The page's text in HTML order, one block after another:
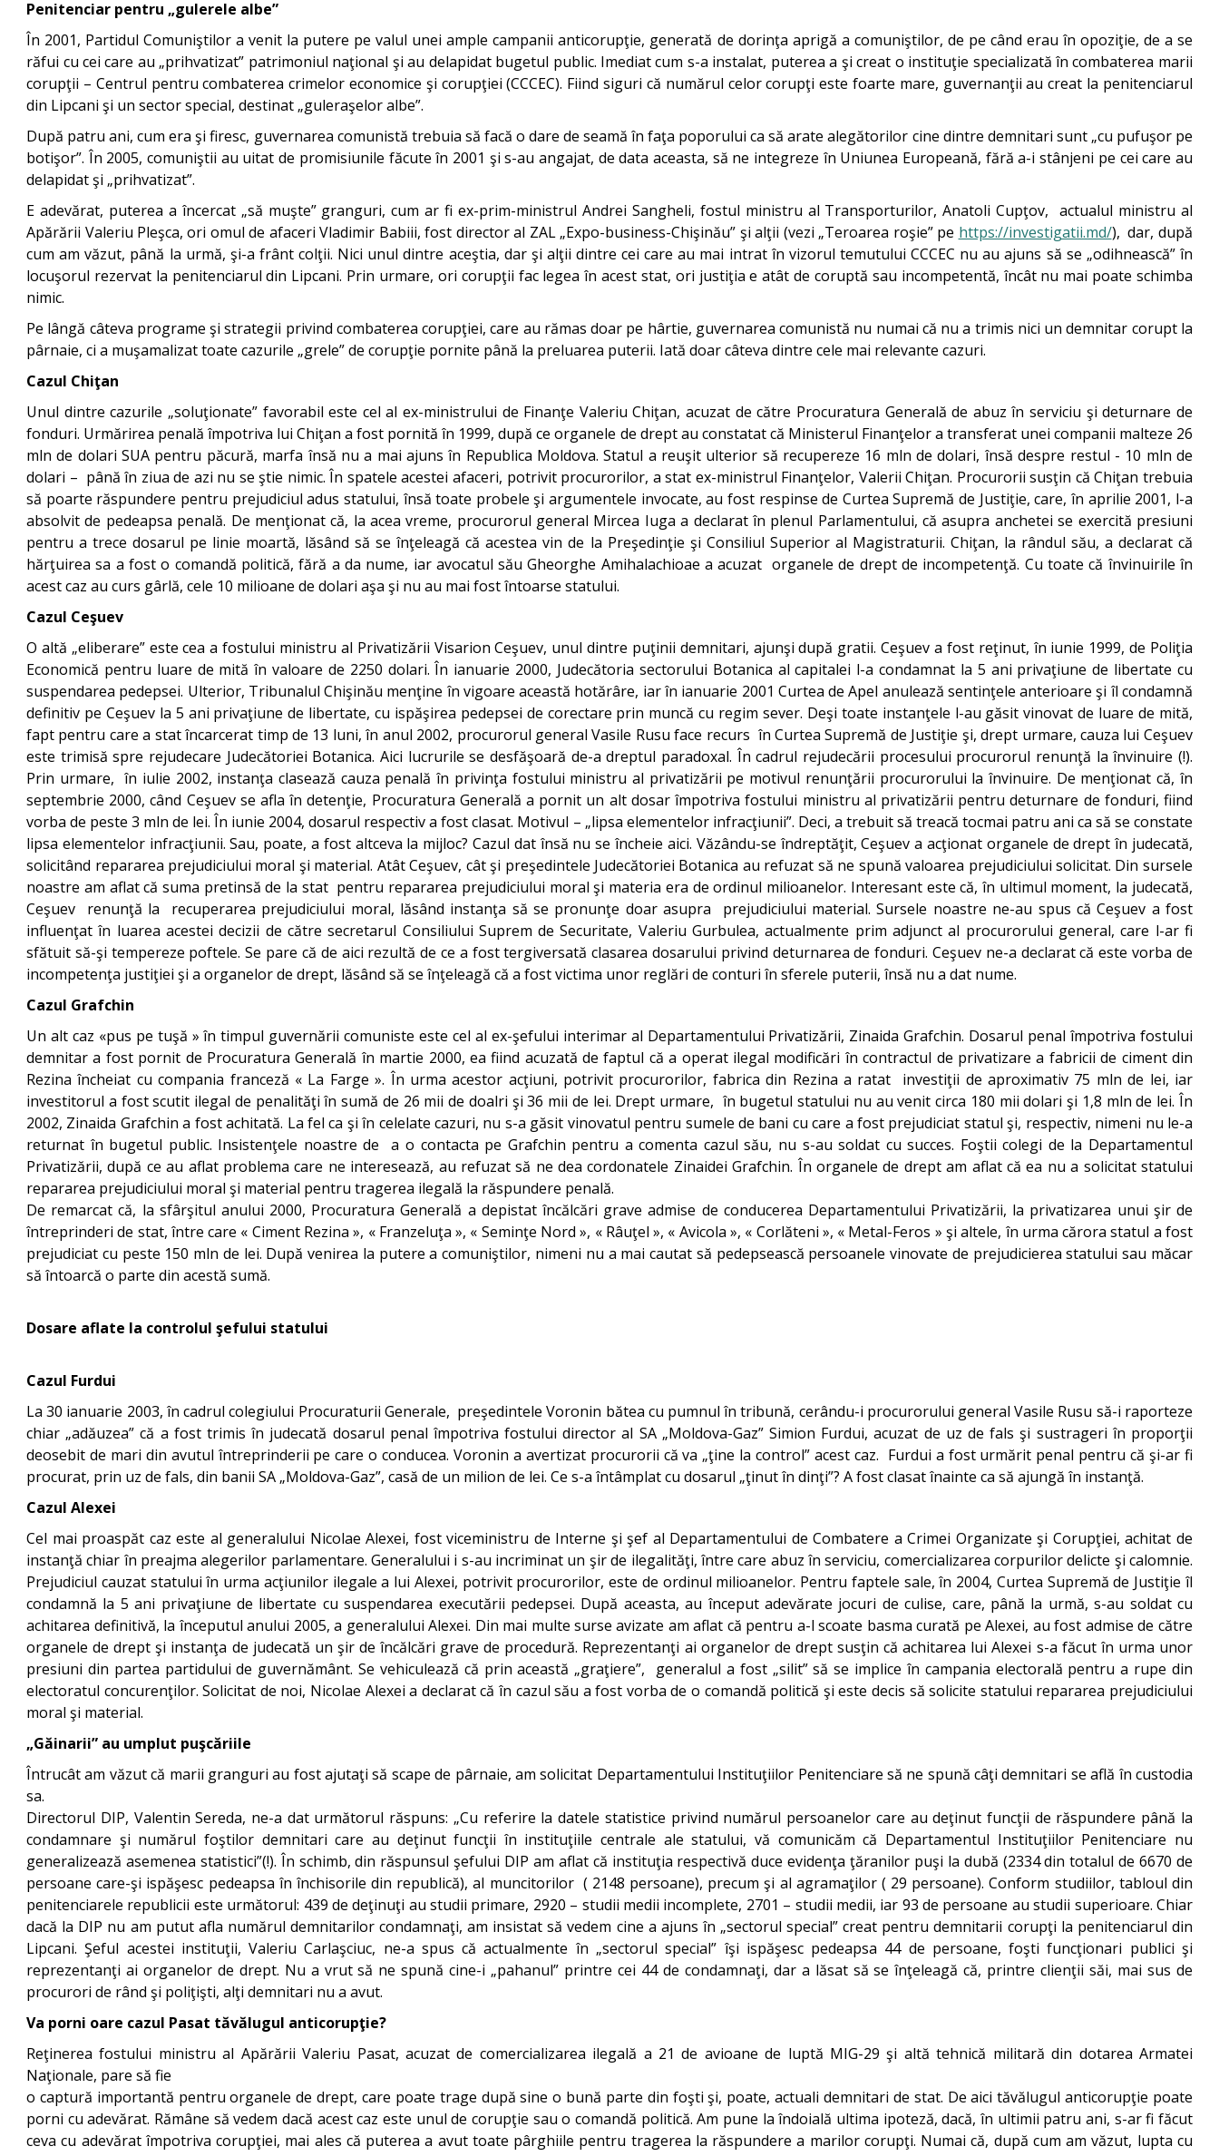
Penitenciar pentru „gulerele albe”
În 2001, Partidul Comuniştilor a venit la putere pe valul unei ample campanii anticorupţie, generată de dorinţa aprigă a comuniştilor, de pe când erau în opoziţie, de a se
răfui cu cei care au „prihvatizat” patrimoniul naţional şi au delapidat bugetul public. Imediat cum s-a instalat, puterea a şi creat o instituţie specializată în combaterea marii
corupţii – Centrul pentru combaterea crimelor economice şi corupţiei (CCCEC). Fiind siguri că numărul celor corupţi este foarte mare, guvernanţii au creat la penitenciarul
din Lipcani şi un sector special, destinat „guleraşelor albe”.
După patru ani, cum era şi firesc, guvernarea comunistă trebuia să facă o dare de seamă în faţa poporului ca să arate alegătorilor cine dintre demnitari sunt „cu pufuşor pe
botişor”. În 2005, comuniştii au uitat de promisiunile făcute în 2001 şi s-au angajat, de data aceasta, să ne integreze în Uniunea Europeană, fără a-i stânjeni pe cei care au
delapidat şi „prihvatizat”.
E adevărat, puterea a încercat „să muşte” granguri, cum ar fi ex-prim-ministrul Andrei Sangheli, fostul ministru al Transporturilor, Anatoli Cupţov, actualul ministru al
Apărării Valeriu Pleşca, ori omul de afaceri Vladimir Babiii, fost director al ZAL „Expo-business-Chişinău” şi alţii (vezi „Teroarea roşie” pe https://investigatii.md/), dar, după
cum am văzut, până la urmă, şi-a frânt colţii. Nici unul dintre aceştia, dar şi alţii dintre cei care au mai intrat în vizorul temutului CCCEC nu au ajuns să se „odihnească” în
locuşorul rezervat la penitenciarul din Lipcani. Prin urmare, ori corupţii fac legea în acest stat, ori justiţia e atât de coruptă sau incompetentă, încât nu mai poate schimba
nimic.
Pe lângă câteva programe şi strategii privind combaterea corupţiei, care au rămas doar pe hârtie, guvernarea comunistă nu numai că nu a trimis nici un demnitar corupt la
pârnaie, ci a muşamalizat toate cazurile „grele” de corupţie pornite până la preluarea puterii. Iată doar câteva dintre cele mai relevante cazuri.
Cazul Chiţan
Unul dintre cazurile „soluţionate” favorabil este cel al ex-ministrului de Finanţe Valeriu Chiţan, acuzat de către Procuratura Generală de abuz în serviciu şi deturnare de
fonduri. Urmărirea penală împotriva lui Chiţan a fost pornită în 1999, după ce organele de drept au constatat că Ministerul Finanţelor a transferat unei companii malteze 26
mln de dolari SUA pentru păcură, marfa însă nu a mai ajuns în Republica Moldova. Statul a reuşit ulterior să recupereze 16 mln de dolari, însă despre restul - 10 mln de
dolari – până în ziua de azi nu se ştie nimic. În spatele acestei afaceri, potrivit procurorilor, a stat ex-ministrul Finanţelor, Valerii Chiţan. Procurorii susţin că Chiţan trebuia
să poarte răspundere pentru prejudiciul adus statului, însă toate probele şi argumentele invocate, au fost respinse de Curtea Supremă de Justiţie, care, în aprilie 2001, l-a
absolvit de pedeapsa penală. De menţionat că, la acea vreme, procurorul general Mircea Iuga a declarat în plenul Parlamentului, că asupra anchetei se exercită presiuni
pentru a trece dosarul pe linie moartă, lăsând să se înţeleagă că acestea vin de la Preşedinţie şi Consiliul Superior al Magistraturii. Chiţan, la rândul său, a declarat că
hărţuirea sa a fost o comandă politică, fără a da nume, iar avocatul său Gheorghe Amihalachioae a acuzat organele de drept de incompetenţă. Cu toate că învinuirile în
acest caz au curs gârlă, cele 10 milioane de dolari aşa şi nu au mai fost întoarse statului.
Cazul Ceşuev
O altă „eliberare” este cea a fostului ministru al Privatizării Visarion Ceşuev, unul dintre puţinii demnitari, ajunşi după gratii. Ceşuev a fost reţinut, în iunie 1999, de Poliţia
Economică pentru luare de mită în valoare de 2250 dolari. În ianuarie 2000, Judecătoria sectorului Botanica al capitalei l-a condamnat la 5 ani privaţiune de libertate cu
suspendarea pedepsei. Ulterior, Tribunalul Chişinău menţine în vigoare această hotărâre, iar în ianuarie 2001 Curtea de Apel anulează sentinţele anterioare şi îl condamnă
definitiv pe Ceşuev la 5 ani privaţiune de libertate, cu ispăşirea pedepsei de corectare prin muncă cu regim sever. Deşi toate instanţele l-au găsit vinovat de luare de mită,
fapt pentru care a stat încarcerat timp de 13 luni, în anul 2002, procurorul general Vasile Rusu face recurs în Curtea Supremă de Justiţie şi, drept urmare, cauza lui Ceşuev
este trimisă spre rejudecare Judecătoriei Botanica. Aici lucrurile se desfăşoară de-a dreptul paradoxal. În cadrul rejudecării procesului procurorul renunţă la învinuire (!).
Prin urmare, în iulie 2002, instanţa clasează cauza penală în privinţa fostului ministru al privatizării pe motivul renunţării procurorului la învinuire. De menţionat că, în
septembrie 2000, când Ceşuev se afla în detenţie, Procuratura Generală a pornit un alt dosar împotriva fostului ministru al privatizării pentru deturnare de fonduri, fiind
vorba de peste 3 mln de lei. În iunie 2004, dosarul respectiv a fost clasat. Motivul – „lipsa elementelor infracţiunii”. Deci, a trebuit să treacă tocmai patru ani ca să se constate
lipsa elementelor infracţiunii. Sau, poate, a fost altceva la mijloc? Cazul dat însă nu se încheie aici. Văzându-se îndreptăţit, Ceşuev a acţionat organele de drept în judecată,
solicitând repararea prejudiciului moral şi material. Atât Ceşuev, cât şi preşedintele Judecătoriei Botanica au refuzat să ne spună valoarea prejudiciului solicitat. Din sursele
noastre am aflat că suma pretinsă de la stat pentru repararea prejudiciului moral şi materia era de ordinul milioanelor. Interesant este că, în ultimul moment, la judecată,
Ceşuev renunţă la recuperarea prejudiciului moral, lăsând instanţa să se pronunţe doar asupra prejudiciului material. Sursele noastre ne-au spus că Ceşuev a fost
influenţat în luarea acestei decizii de către secretarul Consiliului Suprem de Securitate, Valeriu Gurbulea, actualmente prim adjunct al procurorului general, care l-ar fi
sfătuit să-şi tempereze poftele. Se pare că de aici rezultă de ce a fost tergiversată clasarea dosarului privind deturnarea de fonduri. Ceşuev ne-a declarat că este vorba de
incompetenţa justiţiei şi a organelor de drept, lăsând să se înţeleagă că a fost victima unor reglări de conturi în sferele puterii, însă nu a dat nume.
Cazul Grafchin
Un alt caz «pus pe tuşă » în timpul guvernării comuniste este cel al ex-şefului interimar al Departamentului Privatizării, Zinaida Grafchin. Dosarul penal împotriva fostului
demnitar a fost pornit de Procuratura Generală în martie 2000, ea fiind acuzată de faptul că a operat ilegal modificări în contractul de privatizare a fabricii de ciment din
Rezina încheiat cu compania franceză « La Farge ». În urma acestor acţiuni, potrivit procurorilor, fabrica din Rezina a ratat investiţii de aproximativ 75 mln de lei, iar
investitorul a fost scutit ilegal de penalităţi în sumă de 26 mii de doalri şi 36 mii de lei. Drept urmare, în bugetul statului nu au venit circa 180 mii dolari şi 1,8 mln de lei. În
2002, Zinaida Grafchin a fost achitată. La fel ca şi în celelate cazuri, nu s-a găsit vinovatul pentru sumele de bani cu care a fost prejudiciat statul şi, respectiv, nimeni nu le-a
returnat în bugetul public. Insistenţele noastre de a o contacta pe Grafchin pentru a comenta cazul său, nu s-au soldat cu succes. Foştii colegi de la Departamentul
Privatizării, după ce au aflat problema care ne interesează, au refuzat să ne dea cordonatele Zinaidei Grafchin. În organele de drept am aflat că ea nu a solicitat statului
repararea prejudiciului moral şi material pentru tragerea ilegală la răspundere penală.
De remarcat că, la sfârşitul anului 2000, Procuratura Generală a depistat încălcări grave admise de conducerea Departamentului Privatizării, la privatizarea unui şir de
întreprinderi de stat, între care « Ciment Rezina », « Franzeluţa », « Seminţe Nord », « Râuţel », « Avicola », « Corlăteni », « Metal-Feros » şi altele, în urma cărora statul a fost
prejudiciat cu peste 150 mln de lei. După venirea la putere a comuniştilor, nimeni nu a mai cautat să pedepsească persoanele vinovate de prejudicierea statului sau măcar
să întoarcă o parte din acestă sumă.
Dosare aflate la controlul şefului statului
Cazul Furdui
La 30 ianuarie 2003, în cadrul colegiului Procuraturii Generale, preşedintele Voronin bătea cu pumnul în tribună, cerându-i procurorului general Vasile Rusu să-i raporteze
chiar „adăuzea” că a fost trimis în judecată dosarul penal împotriva fostului director al SA „Moldova-Gaz” Simion Furdui, acuzat de uz de fals şi sustrageri în proporţii
deosebit de mari din avutul întreprinderii pe care o conducea. Voronin a avertizat procurorii că va „ţine la control” acest caz. Furdui a fost urmărit penal pentru că şi-ar fi
procurat, prin uz de fals, din banii SA „Moldova-Gaz”, casă de un milion de lei. Ce s-a întâmplat cu dosarul „ţinut în dinţi”? A fost clasat înainte ca să ajungă în instanţă.
Cazul Alexei
Cel mai proaspăt caz este al generalului Nicolae Alexei, fost viceministru de Interne şi şef al Departamentului de Combatere a Crimei Organizate şi Corupţiei, achitat de
instanţă chiar în preajma alegerilor parlamentare. Generalului i s-au incriminat un şir de ilegalităţi, între care abuz în serviciu, comercializarea corpurilor delicte şi calomnie.
Prejudiciul cauzat statului în urma acţiunilor ilegale a lui Alexei, potrivit procurorilor, este de ordinul milioanelor. Pentru faptele sale, în 2004, Curtea Supremă de Justiţie îl
condamnă la 5 ani privaţiune de libertate cu suspendarea executării pedepsei. După aceasta, au început adevărate jocuri de culise, care, până la urmă, s-au soldat cu
achitarea definitivă, la începutul anului 2005, a generalului Alexei. Din mai multe surse avizate am aflat că pentru a-l scoate basma curată pe Alexei, au fost admise de către
organele de drept şi instanţa de judecată un şir de încălcări grave de procedură. Reprezentanţi ai organelor de drept susţin că achitarea lui Alexei s-a făcut în urma unor
presiuni din partea partidului de guvernământ. Se vehiculează că prin această „graţiere”, generalul a fost „silit” să se implice în campania electorală pentru a rupe din
electoratul concurenţilor. Solicitat de noi, Nicolae Alexei a declarat că în cazul său a fost vorba de o comandă politică şi este decis să solicite statului repararea prejudiciului
moral şi material.
„Găinarii” au umplut puşcăriile
Întrucât am văzut că marii granguri au fost ajutaţi să scape de pârnaie, am solicitat Departamentului Instituţiilor Penitenciare să ne spună câţi demnitari se află în custodia
sa.
Directorul DIP, Valentin Sereda, ne-a dat următorul răspuns: „Cu referire la datele statistice privind numărul persoanelor care au deţinut funcţii de răspundere până la
condamnare şi numărul foştilor demnitari care au deţinut funcţii în instituţiile centrale ale statului, vă comunicăm că Departamentul Instituţiilor Penitenciare nu
generalizează asemenea statistici”(!). În schimb, din răspunsul şefului DIP am aflat că instituţia respectivă duce evidenţa ţăranilor puşi la dubă (2334 din totalul de 6670 de
persoane care-şi ispăşesc pedeapsa în închisorile din republică), al muncitorilor ( 2148 persoane), precum şi al agramaţilor ( 29 persoane). Conform studiilor, tabloul din
penitenciarele republicii este următorul: 439 de deţinuţi au studii primare, 2920 – studii medii incomplete, 2701 – studii medii, iar 93 de persoane au studii superioare. Chiar
dacă la DIP nu am putut afla numărul demnitarilor condamnaţi, am insistat să vedem cine a ajuns în „sectorul special” creat pentru demnitarii corupţi la penitenciarul din
Lipcani. Şeful acestei instituţii, Valeriu Carlaşciuc, ne-a spus că actualmente în „sectorul special” îşi ispăşesc pedeapsa 44 de persoane, foşti funcţionari publici şi
reprezentanţi ai organelor de drept. Nu a vrut să ne spună cine-i „pahanul” printre cei 44 de condamnaţi, dar a lăsat să se înţeleagă că, printre clienţii săi, mai sus de
procurori de rând şi poliţişti, alţi demnitari nu a avut.
Va porni oare cazul Pasat tăvălugul anticorupţie?
Reţinerea fostului ministru al Apărării Valeriu Pasat, acuzat de comercializarea ilegală a 21 de avioane de luptă MIG-29 şi altă tehnică militară din dotarea Armatei
Naţionale, pare să fie
o captură importantă pentru organele de drept, care poate trage după sine o bună parte din foşti şi, poate, actuali demnitari de stat. De aici tăvălugul anticorupţie poate
porni cu adevărat. Rămâne să vedem dacă acest caz este unul de corupţie sau o comandă politică. Am pune la îndoială ultima ipoteză, dacă, în ultimii patru ani, s-ar fi făcut
ceva cu adevărat împotriva corupţiei, mai ales că puterea a avut toate pârghiile pentru tragerea la răspundere a marilor corupţi. Numai că, după cum am văzut, lupta cu